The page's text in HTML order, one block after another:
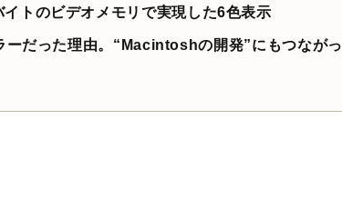
トのビデオメモリで実現した6色表示
だった理由。“Macintoshの開発”にもつながっ